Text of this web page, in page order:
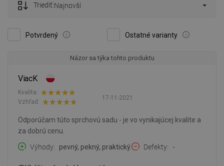
Potvrdený Ostatné varianty
Triediť:Najnovší
Názor sa týka tohto produktu
ViacK
17-11-2021
Kvalita:
Vzhľad:
Odporúčam túto sprchovú sadu - je vo vynikajúcej kvalite a
za dobrú cenu.
Výhody
pevný, pekný, praktický. Defekty -